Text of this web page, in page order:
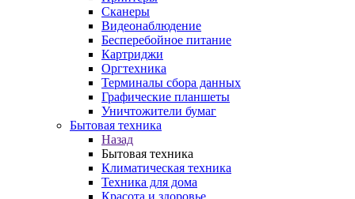
Сканеры
Видеонаблюдение
Бесперебойное питание
Картриджи
Оргтехника
Терминалы сбора данных
Графические планшеты
Уничтожители бумаг
Бытовая техника
Назад
Бытовая техника
Климатическая техника
Техника для дома
Красота и здоровье